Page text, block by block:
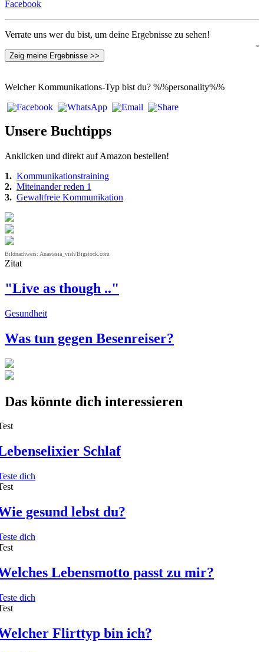
Facebook
Verrate uns wer du bist, um deine Ergebnisse zu sehen!
Zeig meine Ergebnisse >>
Welcher Kommunikations-Typ bist du? %%personality%%
Unsere Buchtipps
Anklicken und direkt auf Amazon bestellen!
1. Kommunikationstraining
2. Miteinander reden 1
3. Gewaltfreie Kommunikation
Bildnachweis: Anastasia_vish/Bigstock.com
Zitat
"Live as though .."
Gesundheit
Was tun gegen Besenreiser?
Das könnte dich interessieren
Schlaf
dich
gesund lebst du?
dich
Lebensmotto passt zu mir?
dich
Flirttyp bin ich?